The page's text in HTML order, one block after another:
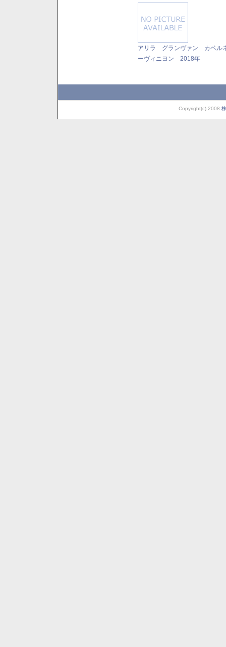
アリラ グランヴァン カベル
ーヴィニヨン 2018年
Copyright(c) 2008